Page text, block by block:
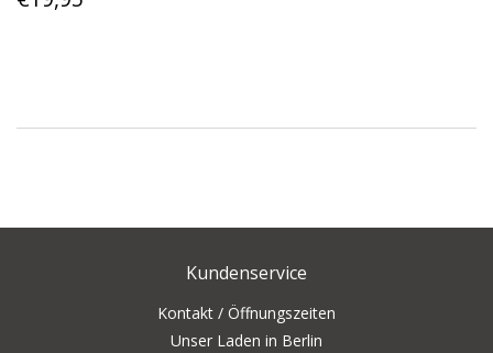
Preis
Kundenservice
Kontakt / Öffnungszeiten
Unser Laden in Berlin